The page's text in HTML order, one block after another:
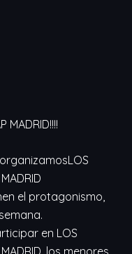
MADRID!!!!
el protagonismo,
en LOS